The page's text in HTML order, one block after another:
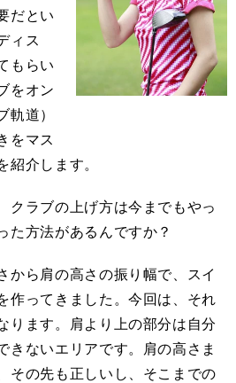
だとい
ィス
もらい
をオン
軌道）
をマス
紹介します。
クラブの上げ方は今までもやっ
た方法があるんですか？
から肩の高さの振り幅で、スイ
作ってきました。今回は、それ
ります。肩より上の部分は自分
きないエリアです。肩の高さま
その先も正しいし、そこまでの